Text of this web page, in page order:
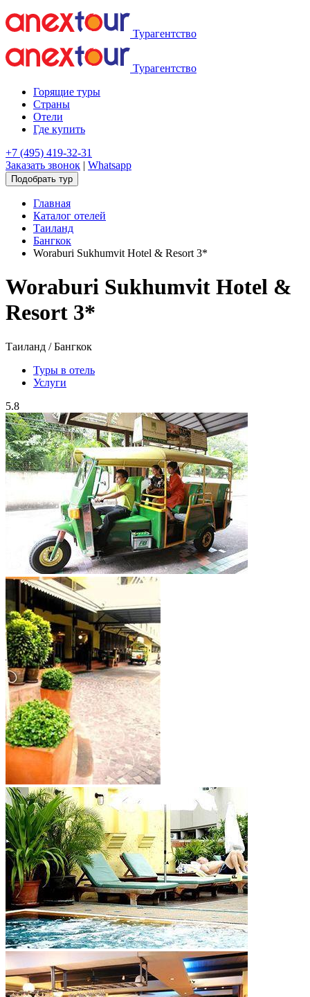
Турагентство
Турагентство
Горящие туры
Страны
Отели
Где купить
+7 (495) 419-32-31
Заказать звонок | Whatsapp
Подобрать тур
Главная
Каталог отелей
Таиланд
Бангкок
Woraburi Sukhumvit Hotel & Resort 3*
Woraburi Sukhumvit Hotel &
Resort 3*
Таиланд / Бангкок
Туры в отель
Услуги
5.8